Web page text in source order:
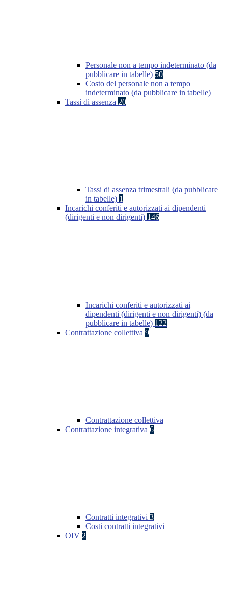
Personale non a tempo indeterminato (da
pubblicare in tabelle) 50
Costo del personale non a tempo
indeterminato (da pubblicare in tabelle)
Tassi di assenza 20
Tassi di assenza trimestrali (da pubblicare
in tabelle) 1
Incarichi conferiti e autorizzati ai dipendenti
(dirigenti e non dirigenti) 146
Incarichi conferiti e autorizzati ai
dipendenti (dirigenti e non dirigenti) (da
pubblicare in tabelle) 122
Contrattazione collettiva 9
Contrattazione collettiva
Contrattazione integrativa 6
Contratti integrativi 3
Costi contratti integrativi
OIV 2